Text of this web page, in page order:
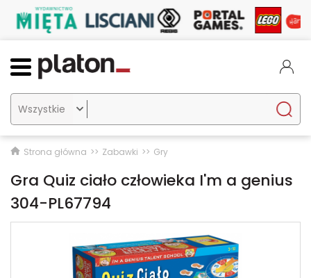

Strona główna Zabawki Gry
Gra Quiz ciało człowieka I'm a genius
304-PL67794